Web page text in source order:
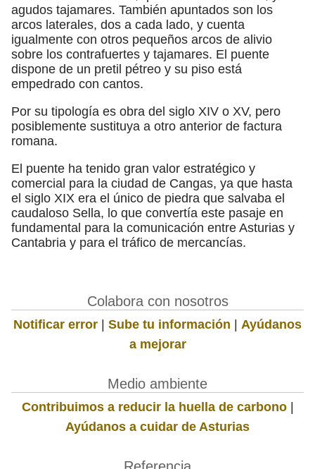
agudos tajamares. También apuntados son los
arcos laterales, dos a cada lado, y cuenta
igualmente con otros pequeños arcos de alivio
sobre los contrafuertes y tajamares. El puente
dispone de un pretil pétreo y su piso está
empedrado con cantos.
Por su tipología es obra del siglo XIV o XV, pero
posiblemente sustituya a otro anterior de factura
romana.
El puente ha tenido gran valor estratégico y
comercial para la ciudad de Cangas, ya que hasta
el siglo XIX era el único de piedra que salvaba el
caudaloso Sella, lo que convertía este pasaje en
fundamental para la comunicación entre Asturias y
Cantabria y para el tráfico de mercancías.
Colabora con nosotros
Notificar error | Sube tu información | Ayúdanos
a mejorar
Medio ambiente
Contribuimos a reducir la huella de carbono|
Ayúdanos a cuidar de Asturias
Referencia